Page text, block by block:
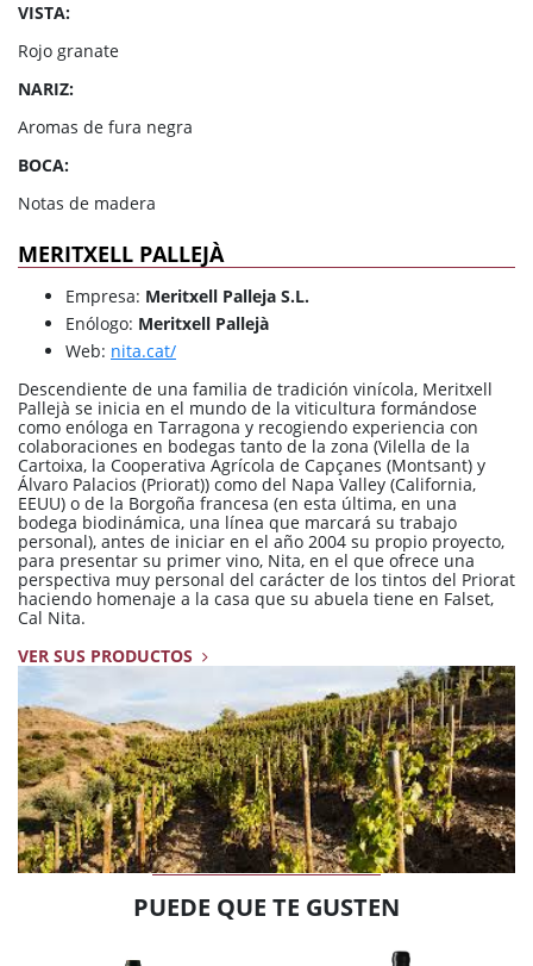
VISTA:
Rojo granate
NARIZ:
Aromas de fura negra
BOCA:
Notas de madera
MERITXELL PALLEJÀ
Empresa: Meritxell Palleja S.L.
Enólogo: Meritxell Pallejà
Web: nita.cat/
Descendiente de una familia de tradición vinícola, Meritxell
Pallejà se inicia en el mundo de la viticultura formándose
como enóloga en Tarragona y recogiendo experiencia con
colaboraciones en bodegas tanto de la zona (Vilella de la
Cartoixa, la Cooperativa Agrícola de Capçanes (Montsant) y
Álvaro Palacios (Priorat)) como del Napa Valley (California,
EEUU) o de la Borgoña francesa (en esta última, en una
bodega biodinámica, una línea que marcará su trabajo
personal), antes de iniciar en el año 2004 su propio proyecto,
para presentar su primer vino, Nita, en el que ofrece una
perspectiva muy personal del carácter de los tintos del Priorat
haciendo homenaje a la casa que su abuela tiene en Falset,
Cal Nita.
VER SUS PRODUCTOS
PUEDE QUE TE GUSTEN